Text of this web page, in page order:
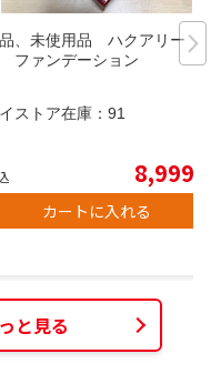
、未使用品 ハクアリー
ファンデーション
ストア在庫： 91
8,999
カートに入れる
と見る